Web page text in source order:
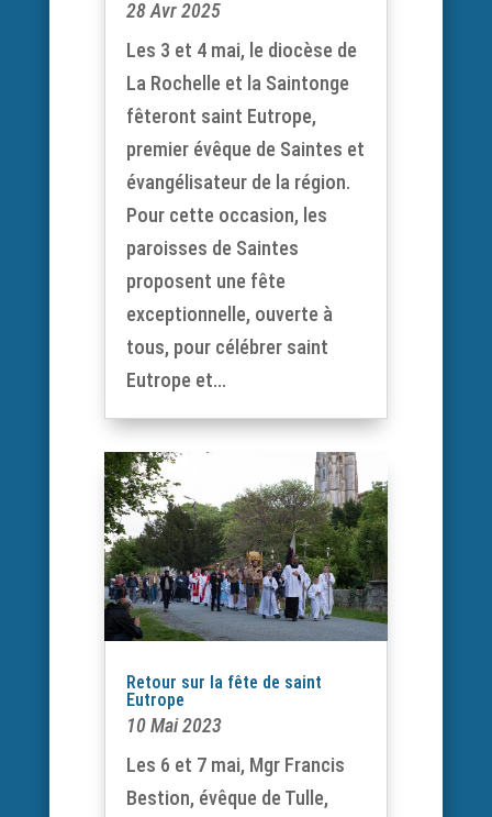
28 Avr 2025
Les 3 et 4 mai, le diocèse de
La Rochelle et la Saintonge
fêteront saint Eutrope,
premier évêque de Saintes et
évangélisateur de la région.
Pour cette occasion, les
paroisses de Saintes
proposent une fête
exceptionnelle, ouverte à
tous, pour célébrer saint
Eutrope et...
Retour sur la fête de saint
Eutrope
10 Mai 2023
Les 6 et 7 mai, Mgr Francis
Bestion, évêque de Tulle,